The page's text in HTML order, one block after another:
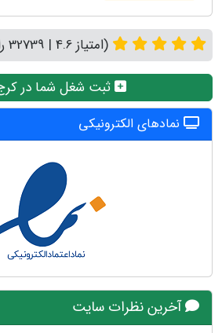
(امتیاز 4.6 | 32739 رای)
ثبت شغل شما در
نمادهای الکترونیکی
آخرین نظرات سایت